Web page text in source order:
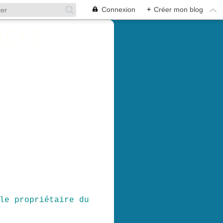
Connexion + Créer mon blog
propriétaire du